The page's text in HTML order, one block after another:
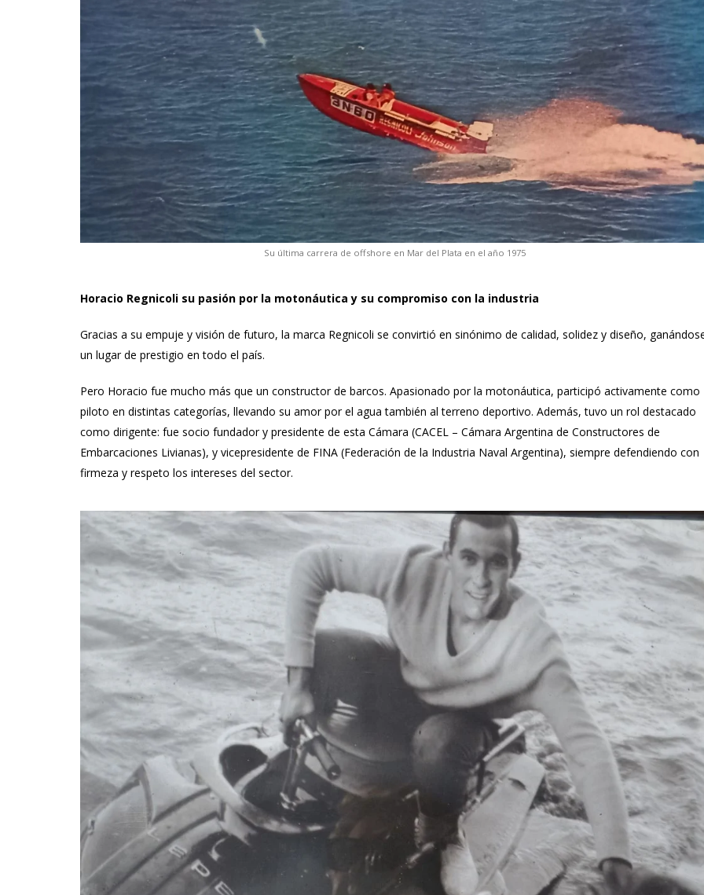
Su última carrera de offshore en Mar del Plata en el año 1975
Horacio Regnicoli su pasión por la motonáutica y su compromiso con la industria
Gracias a su empuje y visión de futuro, la marca Regnicoli se convirtió en sinónimo de calidad, solidez y diseño,
un lugar de prestigio en todo el país.
Pero Horacio fue mucho más que un constructor de barcos. Apasionado por la motonáutica, participó activamente como
piloto en distintas categorías, llevando su amor por el agua también al terreno deportivo. Además, tuvo un rol destacado
como dirigente: fue socio fundador y presidente de esta Cámara (CACEL – Cámara Argentina de Constructores de
Embarcaciones Livianas), y vicepresidente de FINA (Federación de la Industria Naval Argentina), siempre defendiendo con
firmeza y respeto los intereses del sector.